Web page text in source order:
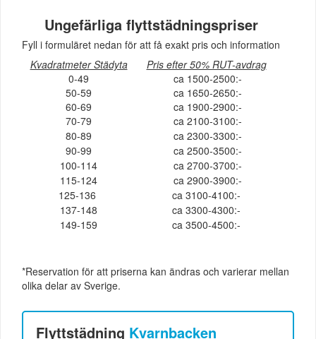
Ungefärliga flyttstädningspriser
Fyll i formuläret nedan för att få exakt pris och information
Kvadratmeter Städyta
Pris efter 50% RUT-avdrag
0-49
ca 1500-2500:-
50-59
ca 1650-2650:-
60-69
ca 1900-2900:-
70-79
ca 2100-3100:-
80-89
ca 2300-3300:-
90-99
ca 2500-3500:-
100-114
ca 2700-3700:-
115-124
ca 2900-3900:-
125-136
ca 3100-4100:-
137-148
ca 3300-4300:-
149-159
ca 3500-4500:-
*Reservation för att priserna kan ändras och varierar mellan
olika delar av Sverige.
Flyttstädning Kvarnbacken